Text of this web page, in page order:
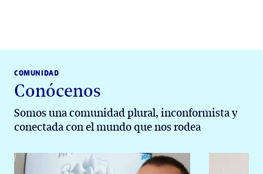
COMUNIDAD
Conócenos
Somos una comunidad plural, inconformista y
conectada con el mundo que nos rodea